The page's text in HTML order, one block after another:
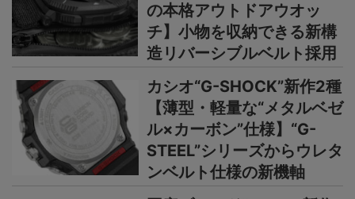
の本格アウトドアウオッ
チ】小物を収納できる新構
造リバーシブルベルト採用
カシオ“G-SHOCK”新作2種
【薄型・軽量な“メタルベゼ
ル×カーボン”仕様】“G-
STEEL”シリーズからウレタ
ンベルト仕様の新機軸